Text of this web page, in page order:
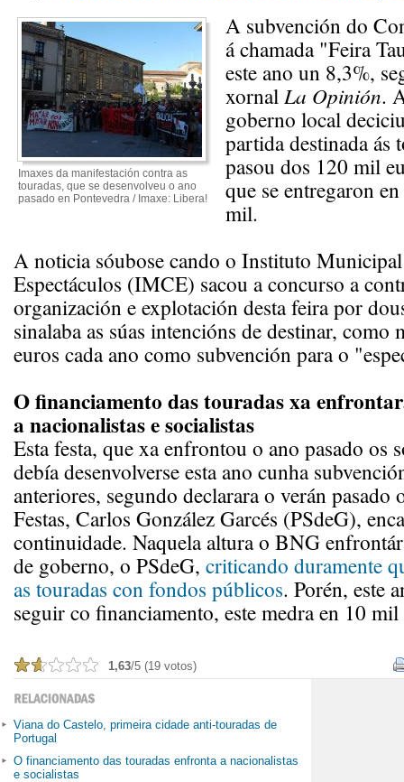
Imaxes da manifestación contra as
touradas, que se desenvolveu o ano
pasado en Pontevedra / Imaxe: Libera!
A subvención do
á chamada "Feira
este ano un 8,3%,
xornal La Opinión.
goberno local
partida destinada ás
pasou dos 120 mil
que se entregaron
mil.
A noticia sóubose cando o Instituto
Espectáculos (IMCE) sacou a concurso a
organización e explotación desta feira por
sinalaba as súas intencións de destinar,
euros cada ano como subvención para o
O financiamento das touradas xa
a nacionalistas e socialistas
Esta festa, que xa enfrontou o ano pasado os
debía desenvolverse esta ano cunha
anteriores, segundo declarara o verán pasado
Festas, Carlos González Garcés (PSdeG),
continuidade. Naquela altura o BNG
de goberno, o PSdeG, criticando duramente
as touradas con fondos públicos. Porén, este
seguir co financiamento, este medra en 10
1,63/5 (19 votos)
Viana do Castelo, primeira cidade anti-touradas de
Portugal
O financiamento das touradas enfronta a nacionalistas
e socialistas